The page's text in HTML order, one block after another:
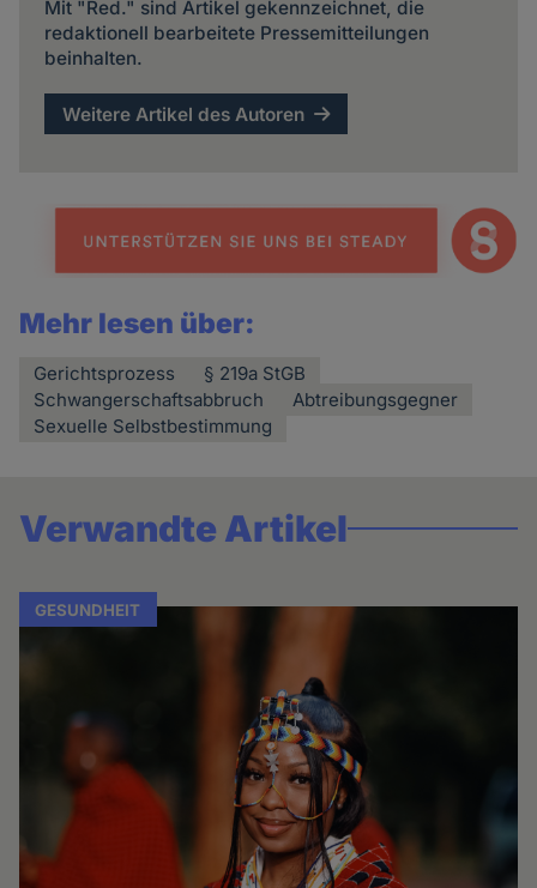
Mit "Red." sind Artikel gekennzeichnet, die
redaktionell bearbeitete Pressemitteilungen
beinhalten.
Weitere Artikel des Autoren
Mehr lesen über:
Gerichtsprozess
§ 219a StGB
Schwangerschaftsabbruch
Abtreibungsgegner
Sexuelle Selbstbestimmung
Verwandte Artikel
GESUNDHEIT